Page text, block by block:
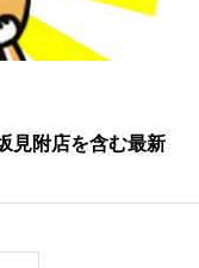
見附店を含む最新